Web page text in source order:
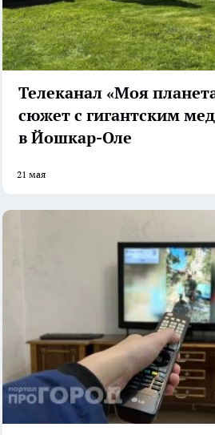
Телеканал «Моя
сюжет с гигантским
в Йошкар-Оле
21 мая